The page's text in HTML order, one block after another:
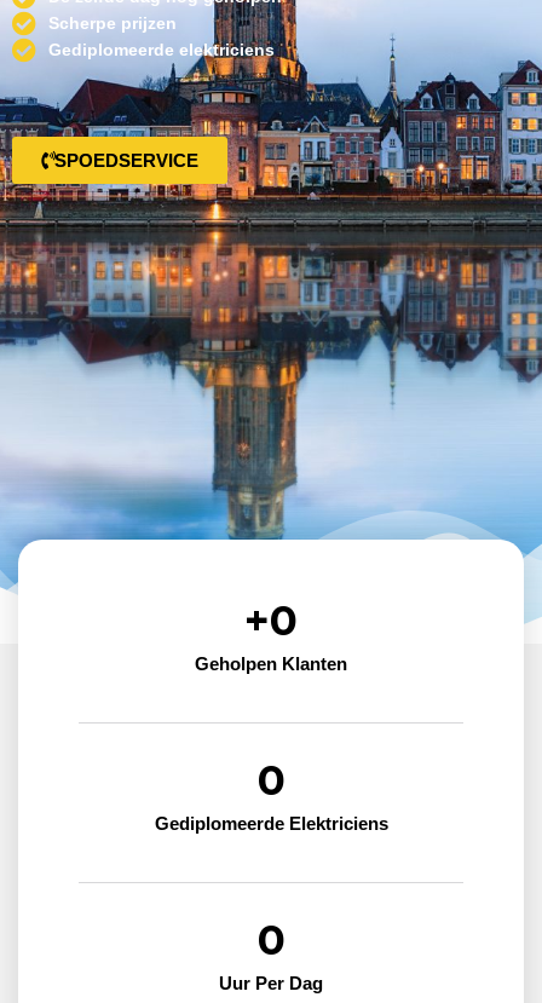
Scherpe prijzen
Gediplomeerde elektriciens
SPOEDSERVICE
Geholpen Klanten
+0
Gediplomeerde Elektriciens
0
Uur Per Dag
0